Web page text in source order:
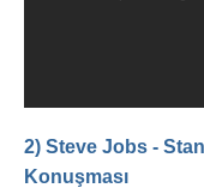
2) Steve Jobs -
Konuşması